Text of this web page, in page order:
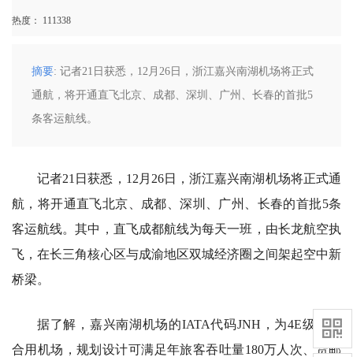
热度： 111338
摘要: 记者21日获悉，12月26日，浙江嘉兴南湖机场将正式
通航，将开通直飞北京、成都、深圳、广州、长春的首批5
条客运航线。
记者21日获悉，12月26日，浙江嘉兴南湖机场将正式通
航，将开通直飞北京、成都、深圳、广州、长春的首批5条
客运航线。其中，直飞成都航线为每天一班，由长龙航空执
飞，在长三角核心区与成渝地区双城经济圈之间架起空中新
桥梁。
据了解，嘉兴南湖机场的IATA代码JNH，为4E级军民
合用机场，规划设计可满足年旅客吞吐量180万人次、货邮